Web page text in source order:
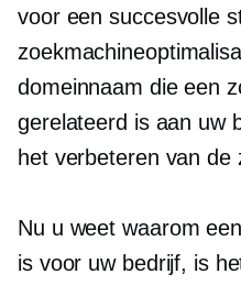
voor een succesvolle
domeinnaam die een
gerelateerd is aan uw
het verbeteren van de
Nu u weet waarom
is voor uw bedrijf, is